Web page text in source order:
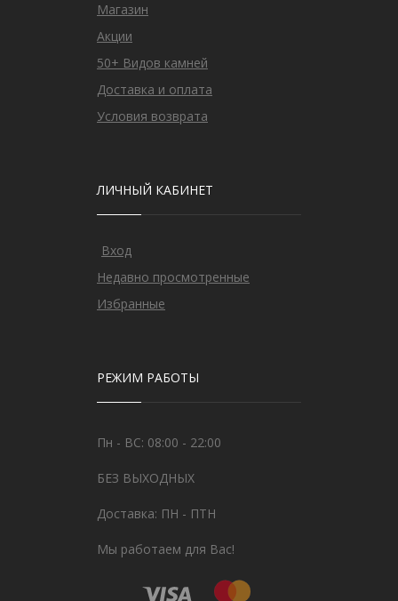
Магазин
Акции
50+ Видов камней
Доставка и оплата
Условия возврата
ЛИЧНЫЙ КАБИНЕТ
Вход
Недавно просмотренные
Избранные
РЕЖИМ РАБОТЫ
Пн - ВС: 08:00 - 22:00
БЕЗ ВЫХОДНЫХ
Доставка: ПН - ПТН
Мы работаем для Вас!